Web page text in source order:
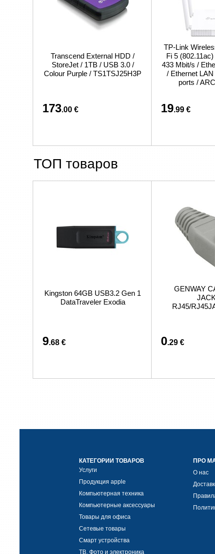
Transcend External HDD /
StoreJet / 1TB / USB 3.0 /
Colour Purple / TS1TSJ25H3P
173.00 €
TP-Link
Fi 5
433 Mbit/s /
/ Ethernet
ports /
19.99 €
ТОП товаров
Kingston 64GB USB3.2 Gen 1
DataTraveler Exodia
9.68 €
GENWAY
RJ45/
0.29 €
КАТЕГОРИИ ТОВАРОВ
Услуги
Продукция apple
Компьютерная техника
Компьютерные аксессуары
Товары для офиса
Сетевые товары
Смарт устройства
ТВ, Фото и электроника
ПРО
О нас